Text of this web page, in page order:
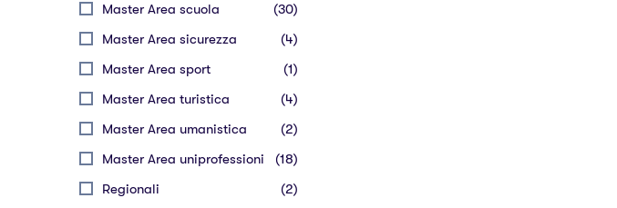
Master Area scuola
(30)
Master Area sicurezza
(4)
Master Area sport
(1)
Master Area turistica
(4)
Master Area umanistica
(2)
Master Area uniprofessioni
(18)
Regionali
(2)